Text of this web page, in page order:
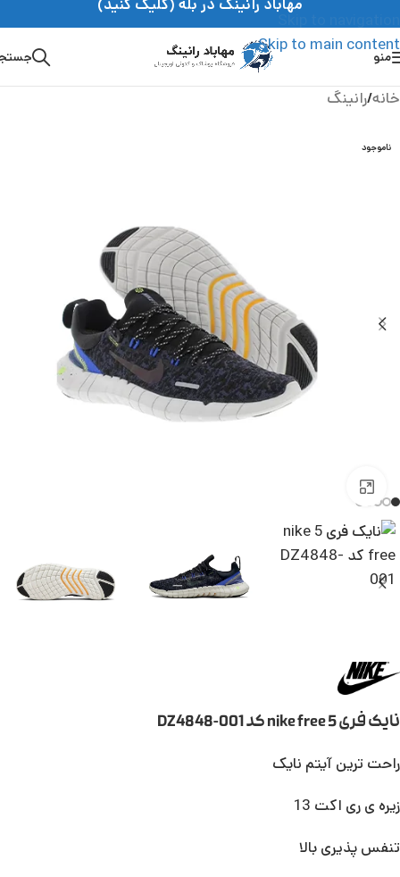
Skip to main content
مهاباد رانینگ در بله (کلیک کنید)
منو
خانه/رانینگ
ناموجود
نایک فری 5 nike free کد DZ4848-001
راحت ترین آیتم نایک
زیره ی ری اکت 13
تنفس پذیری بالا